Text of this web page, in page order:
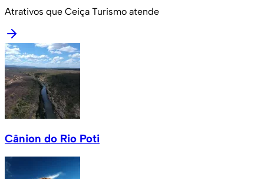
Atrativos que Ceiça Turismo atende
Cânion do Rio Poti